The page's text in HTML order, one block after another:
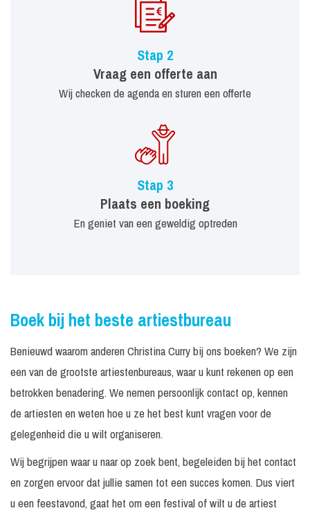
Stap 2
Vraag een offerte aan
Wij checken de agenda en sturen een offerte
Stap 3
Plaats een boeking
En geniet van een geweldig optreden
Boek bij het beste artiestbureau
Benieuwd waarom anderen Christina Curry bij ons boeken? We zijn
een van de grootste artiestenbureaus, waar u kunt rekenen op een
betrokken benadering. We nemen persoonlijk contact op, kennen
de artiesten en weten hoe u ze het best kunt vragen voor de
gelegenheid die u wilt organiseren.
Wij begrijpen waar u naar op zoek bent, begeleiden bij het contact
en zorgen ervoor dat jullie samen tot een succes komen. Dus viert
u een feestavond, gaat het om een festival of wilt u de artiest